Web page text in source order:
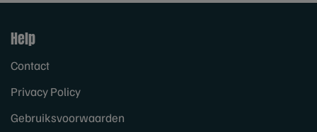
Help
Contact
Privacy Policy
Gebruiksvoorwaarden